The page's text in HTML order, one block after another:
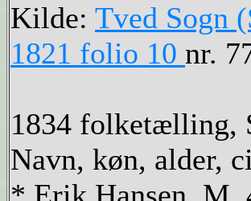
Kilde: Tved Sogn
1821 folio 10 nr.
1834 folketælling,
Navn, køn, alder,